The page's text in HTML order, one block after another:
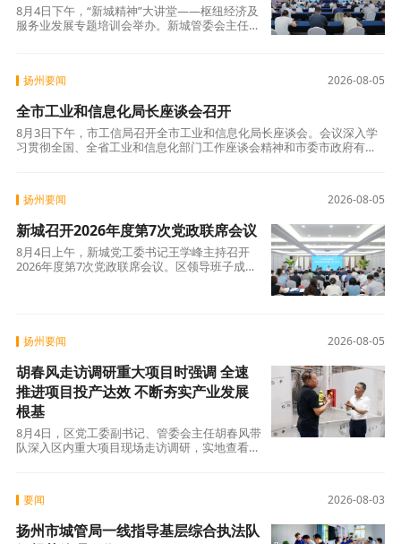
8月4日下午，“新城精神”大讲堂——枢纽经济及
服务业发展专题培训会举办。新城管委会主任唐
2026-08-05
扬州要闻
全市工业和信息化局长座谈会召开
8月3日下午，市工信局召开全市工业和信息化局长座谈会。会议深入学
习贯彻全国、全省工业和信息化部门工作座谈会精神和市委市政府有关
2026-08-05
扬州要闻
新城召开2026年度第7次党政联席会议
8月4日上午，新城党工委书记王学峰主持召开
2026年度第7次党政联席会议。区领导班子成员
2026-08-05
扬州要闻
胡春风走访调研重大项目时强调 全速
推进项目投产达效 不断夯实产业发展
根基
8月4日，区党工委副书记、管委会主任胡春风带
队深入区内重大项目现场走访调研，实地查看建
2026-08-03
要闻
扬州市城管局一线指导基层综合执法队